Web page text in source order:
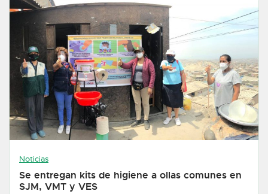
Noticias
Se entregan kits de higiene a ollas comunes en
SJM, VMT y VES